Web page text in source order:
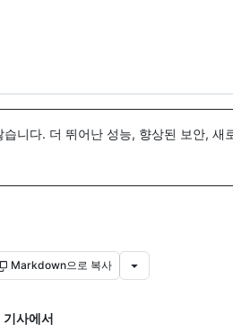
니다. 더 뛰어난 성능, 향상된 보안, 새
Markdown으로 복사
기사에서